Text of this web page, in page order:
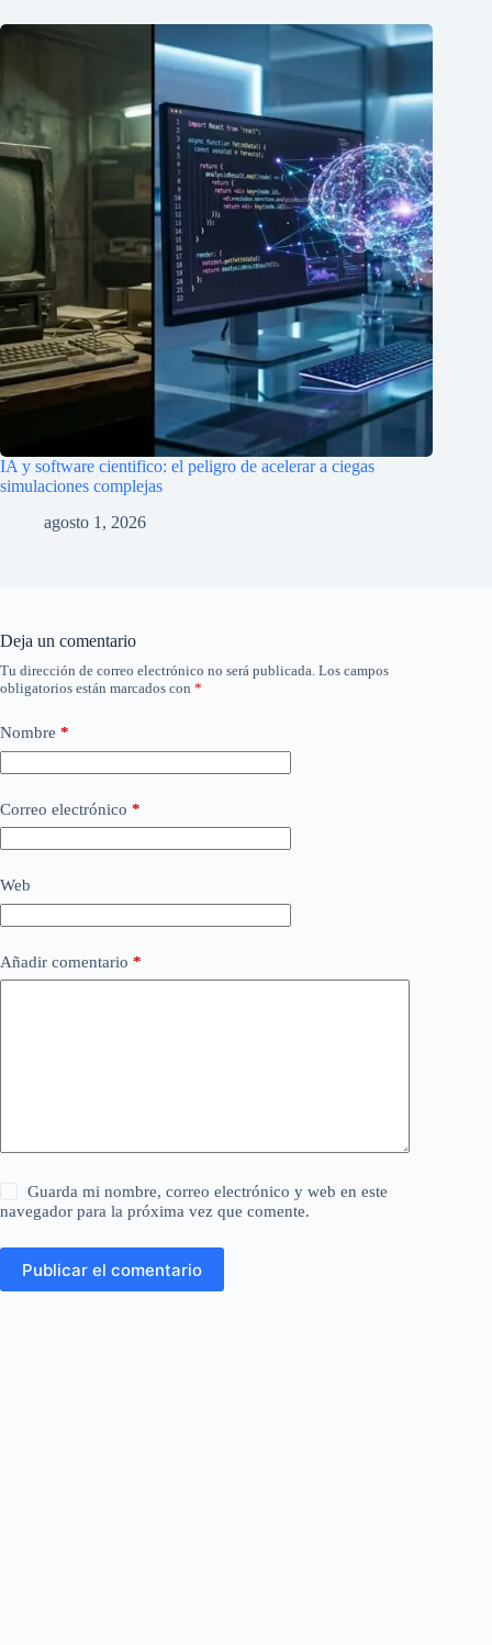
IA y software cientifico: el peligro de acelerar a ciegas
simulaciones complejas
agosto 1, 2026
Deja un comentario
Tu dirección de correo electrónico no será publicada. Los campos
obligatorios están marcados con *
Nombre *
Correo electrónico *
Web
Añadir comentario *
Guarda mi nombre, correo electrónico y web en este
navegador para la próxima vez que comente.
Publicar el comentario